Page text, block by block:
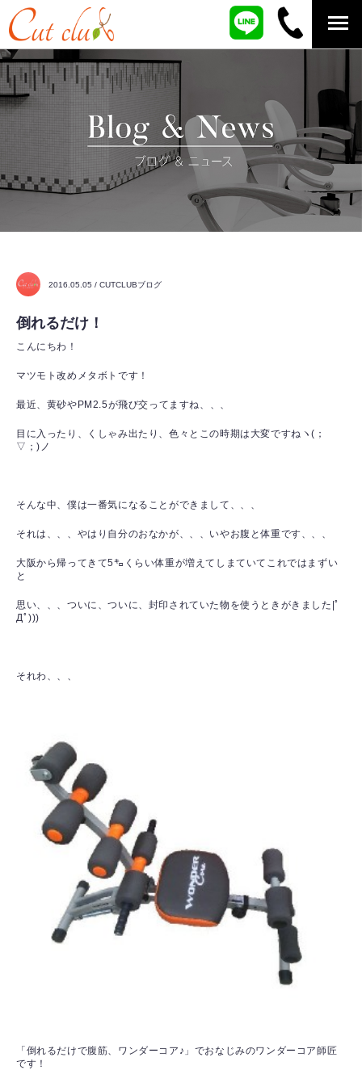
2016.05.05 / CUTCLUBブログ
倒れるだけ！
こんにちわ！
マツモト改めメタボトです！
最近、黄砂やPM2.5が飛び交ってますね、、、
目に入ったり、くしゃみ出たり、色々とこの時期は大変ですねヽ(；
▽；)ノ
そんな中、僕は一番気になることができまして、、、
それは、、、やはり自分のおなかが、、、いやお腹と体重です、、、
大阪から帰ってきて5㌔くらい体重が増えてしまていてこれではまずい
と
思い、、、ついに、ついに、封印されていた物を使うときがきました|ﾟ
Дﾟ)))
それわ、、、
「倒れるだけで腹筋、ワンダーコア♪」でおなじみのワンダーコア師匠
です！